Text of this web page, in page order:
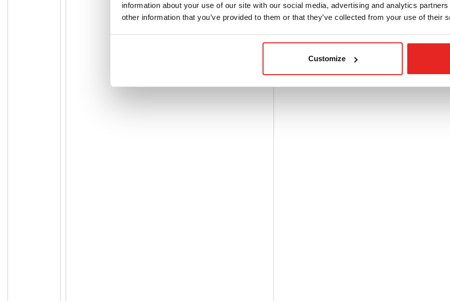
information about your use of our site with our social media, advertising and analytics
other information that you’ve provided to them or that they’ve collected from your use of their
Customize